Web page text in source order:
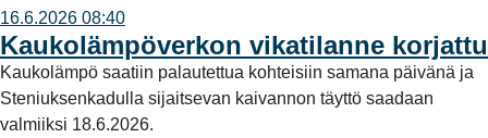
16.6.2026 08:40
Kaukolämpöverkon vikatilanne korjattu
Kaukolämpö saatiin palautettua kohteisiin samana päivänä ja
Steniuksenkadulla sijaitsevan kaivannon täyttö saadaan
valmiiksi 18.6.2026.